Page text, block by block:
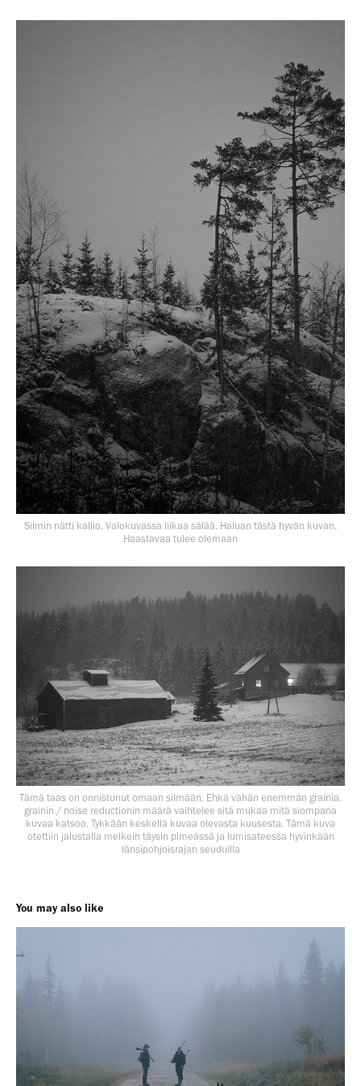
Silmin nätti kallio. Valokuvassa liikaa sälää. Haluan tästä hyvän kuvan.
Haastavaa tulee olemaan
Tämä taas on onnistunut omaan silmään. Ehkä vähän enemmän grainia.
grainin / noise reductionin määrä vaihtelee sitä mukaa mitä siompana
kuvaa katsoo. Tykkään keskellä kuvaa olevasta kuusesta. Tämä kuva
otettiin jalustalla melkein täysin pimeässä ja lumisateessa hyvinkään
länsipohjoisrajan seuduilla
You may also like